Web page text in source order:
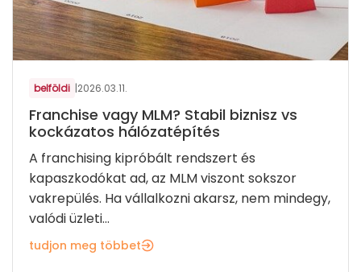
belföldi |2026.03.11.
Franchise vagy MLM? Stabil biznisz vs
kockázatos hálózatépítés
A franchising kipróbált rendszert és
kapaszkodókat ad, az MLM viszont sokszor
vakrepülés. Ha vállalkozni akarsz, nem mindegy,
valódi üzleti...
tudjon meg többet